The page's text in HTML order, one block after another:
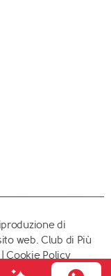
di
web. Club di Più
|Cookie Policy